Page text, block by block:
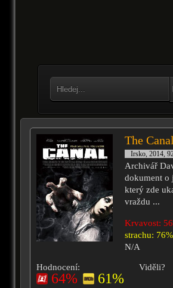
The Canal
Irsko, 2014,
Archivář
dokument o
který zde
vraždu ...
Krvavost:
strachu: 76%
N/A
Hodnocení:
64% 61%
Viděli?